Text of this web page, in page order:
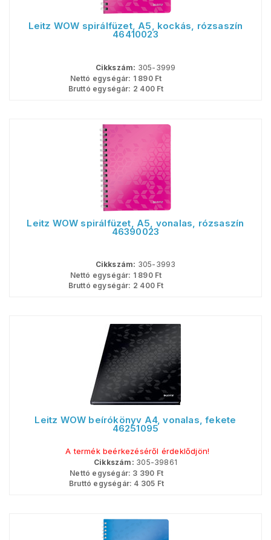
Leitz WOW spirálfüzet, A5, kockás, rózsaszín
46410023
Cikkszám: 305-3999
Nettó egységár: 1 890Ft
Bruttó egységár: 2 400Ft
Leitz WOW spirálfüzet, A5, vonalas, rózsaszín
46390023
Cikkszám: 305-3993
Nettó egységár: 1 890Ft
Bruttó egységár: 2 400Ft
Leitz WOW beírókönyv A4, vonalas, fekete
46251095
A termék beérkezéséről érdeklődjön!
Cikkszám: 305-39861
Nettó egységár: 3 390 Ft
Bruttó egységár: 4 305 Ft